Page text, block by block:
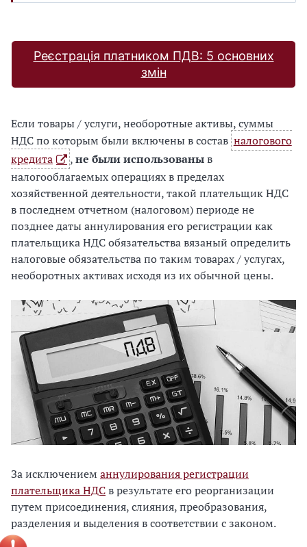
Реєстрація платником ПДВ: 5 основних
змін
Если товары / услуги, необоротные активы, суммы
НДС по которым были включены в состав налогового
кредита
,не были использованыв
налогооблагаемых операциях в пределах
хозяйственной деятельности, такой плательщик НДС
в последнем отчетном (налоговом) периоде не
позднее даты аннулирования его регистрации как
плательщика НДС обязательства вязаный определить
налоговые обязательства по таким товарах / услугах,
необоротных активах исходя из их обычной цены.
За исключением аннулирования регистрации
плательщика НДСв результате его реорганизации
путем присоединения, слияния, преобразования,
разделения и выделения в соответствии с законом.